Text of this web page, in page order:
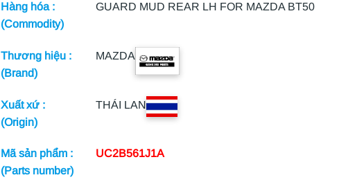
Hàng hóa :
(Commodity)
GUARD MUD REAR LH FOR MAZDA BT50
Thương hiệu :
(Brand)
MAZDA
Xuất xứ :
(Origin)
THÁI LAN
Mã sản phẩm :
(Parts number)
UC2B561J1A